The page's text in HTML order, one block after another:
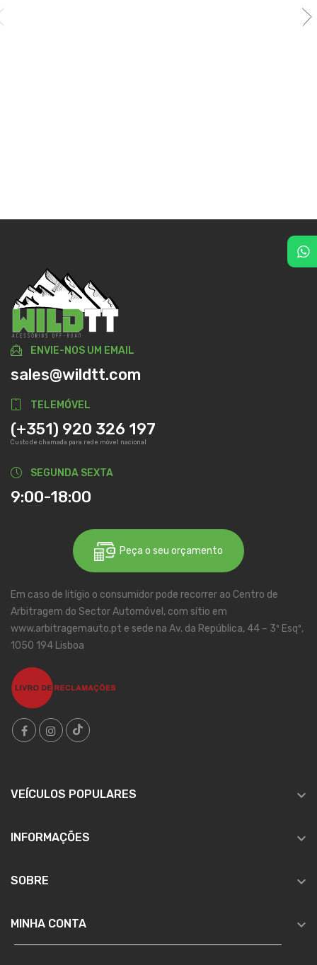
ENVIE-NOS UM EMAIL
sales@wildtt.com
TELEMÓVEL
(+351) 920 326 197
Custo de chamada para rede móvel nacional
SEGUNDA SEXTA
9:00-18:00
Peça o seu orçamento
Em caso de litígio o consumidor pode recorrer ao Centro de
Arbitragem do Sector Automóvel, com sítio em
www.arbitragemauto.pt e sede na Av. da República, 44 – 3º Esqº,
1050 194 Lisboa
VEÍCULOS POPULARES 
INFORMAÇÕES 
SOBRE 
MINHA CONTA 